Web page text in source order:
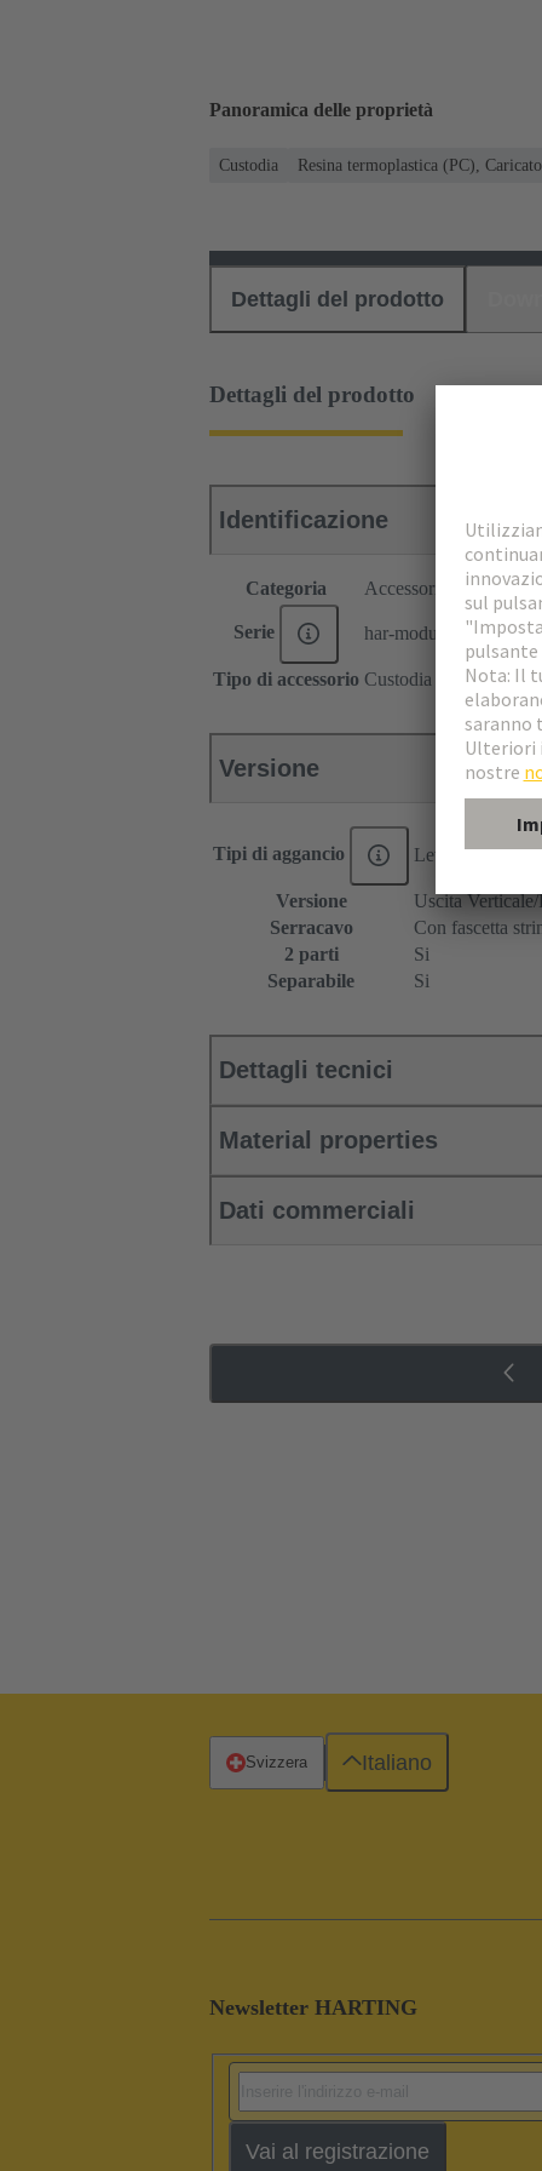
Panoramica delle proprietà
Custodia Resina termoplastica (PC),
Dettagli del prodotto
Dettagli del prodotto
Identificazione
Categoria Accessori
Serie har-modular®
Tipo di accessorio Custodia
Versione
Tipi di aggancio Leva di
Versione
Uscita
Serracavo
Con fascetta
2 parti
Si
Separabile
Si
Dettagli tecnici
Material properties
Dati commerciali
Newsletter HARTING
Vai al registrazione
Svizzera Italiano